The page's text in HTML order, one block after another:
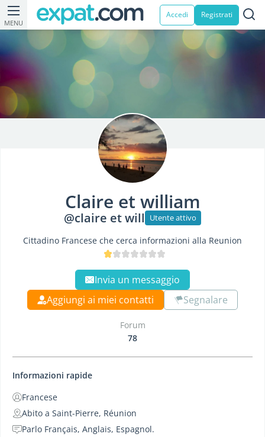
MENU
Accedi Registrati
Claire et william
@claire et will Utente attivo
Cittadino Francese che cerca informazioni alla Reunion
Invia un messaggio
Aggiungi ai miei contatti
Segnalare
Forum
78
Informazioni rapide
Francese
Abito a Saint-Pierre, Réunion
Parlo Français, Anglais, Espagnol.